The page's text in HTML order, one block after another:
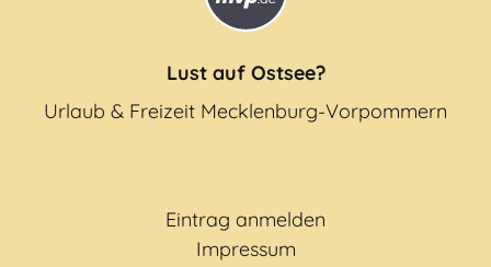
Lust auf Ostsee?
Urlaub & Freizeit Mecklenburg-Vorpommern
Eintrag anmelden
Impressum